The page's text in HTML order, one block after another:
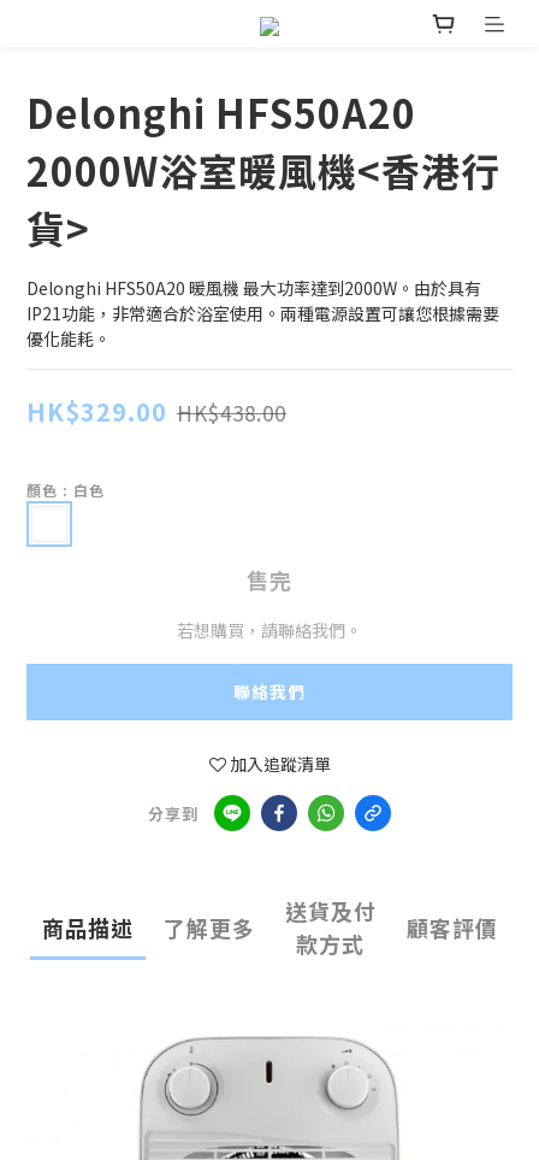
Delonghi HFS50A20
2000W浴室暖風機<香港行
貨>
Delonghi HFS50A20 暖風機 最大功率達到2000W。由於具有
IP21功能，非常適合於浴室使用。兩種電源設置可讓您根據需要
優化能耗。
HK$329.00 HK$438.00
顏色 : 白色
售完
若想購買，請聯絡我們。
聯絡我們
加入追蹤清單
分享到
商品描述 了解更多
送貨及付
款方式
顧客評價